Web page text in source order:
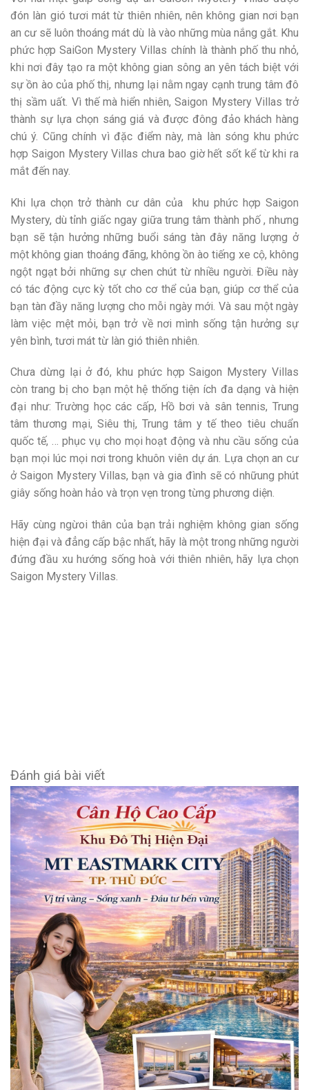
đón làn gió tươi mát từ thiên nhiên, nên không gian nơi bạn
an cư sẽ luôn thoáng mát dù là vào những mùa nắng gắt. Khu
phức hợp SaiGon Mystery Villas chính là thành phố thu nhỏ,
khi nơi đây tạo ra một không gian sông an yên tách biệt với
sự ồn ào của phố thị, nhưng lại nằm ngay cạnh trung tâm đô
thị sầm uất. Vì thế mà hiển nhiên, Saigon Mystery Villas trở
thành sự lựa chọn sáng giá và được đông đảo khách hàng
chú ý. Cũng chính vì đặc điểm này, mà làn sóng khu phức
hợp Saigon Mystery Villas chưa bao giờ hết sốt kể từ khi ra
mắt đến nay.
Khi lựa chọn trở thành cư dân của khu phức hợp Saigon
Mystery, dù tỉnh giấc ngay giữa trung tâm thành phố , nhưng
bạn sẽ tận hưởng những buổi sáng tàn đây năng lượng ở
một không gian thoáng đãng, không ồn ào tiếng xe cộ, không
ngột ngạt bởi những sự chen chút từ nhiều người. Điều này
có tác động cực kỳ tốt cho cơ thể của bạn, giúp cơ thể của
bạn tàn đầy năng lượng cho mỗi ngày mới. Và sau một ngày
làm việc mệt mỏi, bạn trở về nơi mình sống tận hưởng sự
yên bình, tươi mát từ làn gió thiên nhiên.
Chưa dừng lại ở đó, khu phức hợp Saigon Mystery Villas
còn trang bị cho bạn một hệ thống tiện ích đa dạng và hiện
đại như: Trường học các cấp, Hồ bơi và sân tennis, Trung
tâm thương mại, Siêu thị, Trung tâm y tế theo tiêu chuẩn
quốc tế, … phục vụ cho mọi hoạt động và nhu cầu sống của
bạn mọi lúc mọi nơi trong khuôn viên dự án. Lựa chọn an cư
ở Saigon Mystery Villas, bạn và gia đình sẽ có nhữung phút
giây sống hoàn hảo và trọn vẹn trong từng phương diện.
Hãy cùng ngừoi thân của bạn trải nghiệm không gian sống
hiện đại và đẳng cấp bậc nhất, hãy là một trong những người
đứng đầu xu hướng sống hoà với thiên nhiên, hãy lựa chọn
Saigon Mystery Villas.
Đánh giá bài viết